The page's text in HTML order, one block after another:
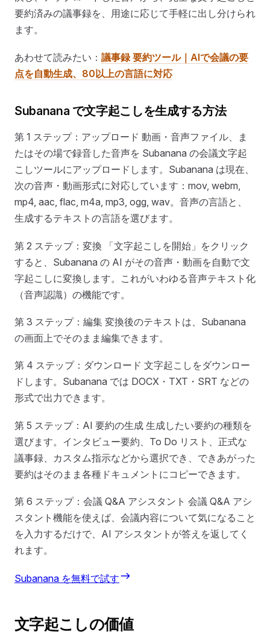
要約済みの議事録を、用途に応じて手軽に出し分けられ
ます。
あわせて読みたい： 議事録 要約ツール｜AIで会議の要
点を自動生成、80以上の言語に対応
Subanana で文字起こしを生成する方法
第 1 ステップ：アップロード 動画・音声ファイル、ま
たはその場で録音した音声を Subanana の会議文字起
こしツールにアップロードします。Subanana は現在、
次の音声・動画形式に対応しています：mov, webm,
mp4, aac, flac, m4a, mp3, ogg, wav。音声の言語と、
生成するテキストの言語を選びます。
第 2 ステップ：変換 「文字起こしを開始」をクリック
すると、Subanana の AI がその音声・動画を自動で文
字起こしに変換します。これがいわゆる音声テキスト化
（音声認識）の機能です。
第 3 ステップ：編集 変換後のテキストは、Subanana
の画面上でそのまま編集できます。
第 4 ステップ：ダウンロード 文字起こしをダウンロー
ドします。Subanana では DOCX・TXT・SRT などの
形式で出力できます。
第 5 ステップ：AI 要約の生成 生成したい要約の種類を
選びます。インタビュー要約、To Do リスト、正式な
議事録、カスタム指示などから選択でき、できあがった
要約はそのまま各種ドキュメントにコピーできます。
第 6 ステップ：会議 Q&A アシスタント 会議 Q&A アシ
スタント機能を使えば、会議内容について気になること
を入力するだけで、AI アシスタントが答えを返してく
れます。
Subanana を無料で試す
文字起こしの価値